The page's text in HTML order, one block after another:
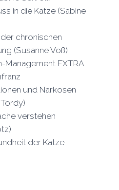
in die Katze (Sabine
chronischen
(Susanne Voß)
Management EXTRA
und Narkosen
verstehen
der Katze